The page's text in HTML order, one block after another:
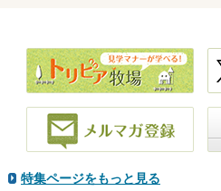
特集ページをもっと見る